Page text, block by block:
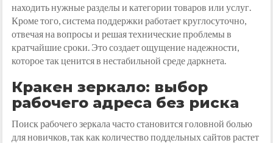
находить нужные разделы и категории товаров или услуг.
Кроме того, система поддержки работает круглосуточно,
отвечая на вопросы и решая технические проблемы в
кратчайшие сроки. Это создает ощущение надежности,
которое так ценится в нестабильной среде даркнета.
Кракен зеркало: выбор
рабочего адреса без риска
Поиск рабочего зеркала часто становится головной болью
для новичков, так как количество поддельных сайтов растет